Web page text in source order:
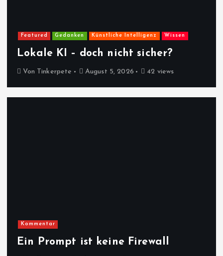
Featured Gedanken Künstliche Intelligenz Wissen
Lokale KI – doch nicht sicher?
Von Tinkerpete August 5, 2026 42 views
Kommentar
Ein Prompt ist keine Firewall